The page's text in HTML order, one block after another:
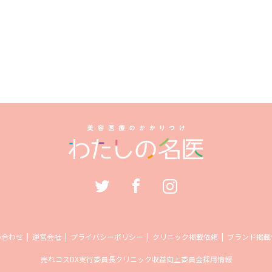
わせ 運営会社 プライバシーポリシー クリニック掲載依頼 ブランド掲
売れコスDX実行委員長クリニック収益向上委員会採用情報